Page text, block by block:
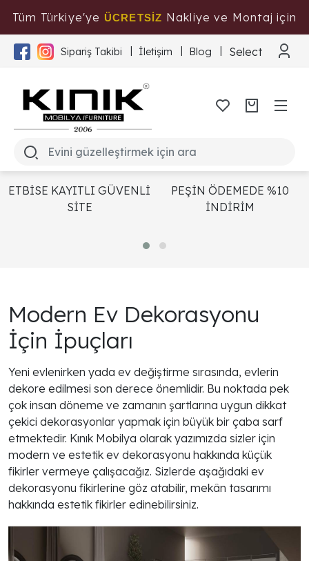
Tüm Türkiye'ye ÜCRETSİZ Nakliye ve Montaj için
Tıklayınız
Sipariş Takibi İletişim Blog Select
ETBİSE KAYITLI GÜVENLİ
SİTE
PEŞİN ÖDEMEDE %10
İNDİRİM
Modern Ev Dekorasyonu
İçin İpuçları
Yeni evlenirken yada ev değiştirme sırasında, evlerin
dekore edilmesi son derece önemlidir. Bu noktada pek
çok insan döneme ve zamanın şartlarına uygun dikkat
çekici dekorasyonlar yapmak için büyük bir çaba sarf
etmektedir. Kınık Mobilya olarak yazımızda sizler için
modern ve estetik ev dekorasyonu hakkında küçük
fikirler vermeye çalışacağız. Sizlerde aşağıdaki ev
dekorasyonu fikirlerine göz atabilir, mekân tasarımı
hakkında estetik fikirler edinebilirsiniz.